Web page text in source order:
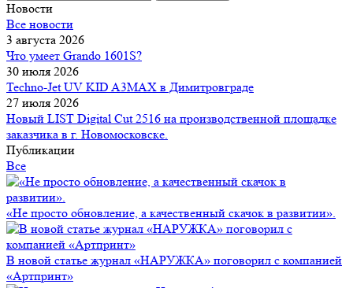
Новости
Все новости
3 августа 2026
Что умеет Grando 1601S?
30 июля 2026
Techno-Jet UV KID A3MAX в Димитровграде
27 июля 2026
Новый LIST Digital Cut 2516 на производственной площадке
заказчика в г. Новомосковске.
Публикации
Все
«Не просто обновление, а качественный скачок в развитии».
В новой статье журнал «НАРУЖКА» поговорил с компанией
«Артпринт»